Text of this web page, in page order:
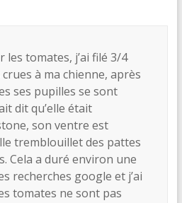
les tomates, j’ai filé 3/4
à ma chienne, après
ses pupilles se sont
dit qu’elle était
son ventre est
tremblouillet des pattes
Cela a duré environ une
recherches google et j’ai
tomates ne sont pas